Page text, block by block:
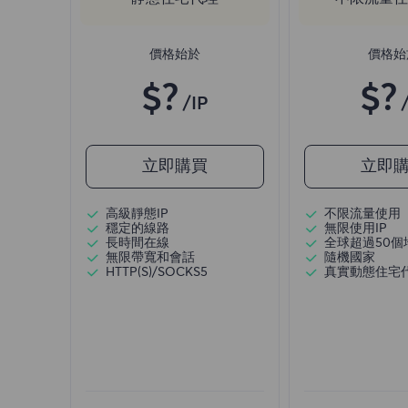
價格始於
$? /IP
立即購買
高級靜態IP
穩定的線路
長時間在線
無限帶寬和會話
HTTP(S)/SOCKS5
價格
$?
立即
不限流量使用
無限使用IP
全球超過50個
隨機國家
真實動態住宅